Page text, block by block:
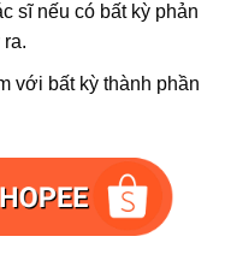
sĩ nếu có bất kỳ phản
với bất kỳ thành phần